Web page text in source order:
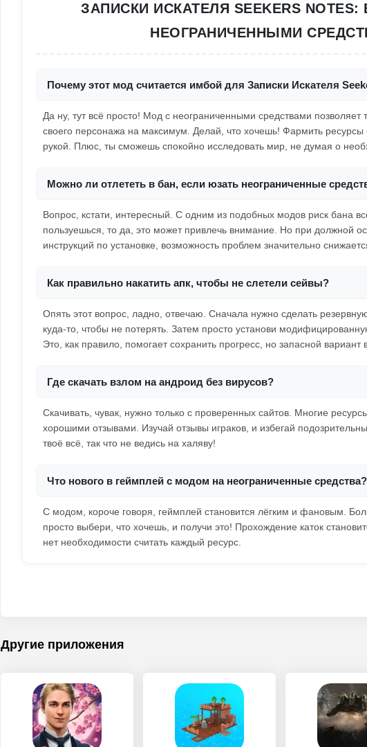
ЗАПИСКИ ИСКАТЕЛЯ SEEKERS
НЕОГРАНИЧЕННЫМИ
Почему этот мод считается имбой для Записки Искателя
Да ну, тут всё просто! Мод с неограниченными средствами
своего персонажа на максимум. Делай, что хочешь! Фармить
рукой. Плюс, ты сможешь спокойно исследовать мир, не думая о
Можно ли отлететь в бан, если юзать неограниченные
Вопрос, кстати, интересный. С одним из подобных модов риск бана
пользуешься, то да, это может привлечь внимание. Но при должной
инструкций по установке, возможность проблем значительно
Как правильно накатить апк, чтобы не слетели сейвы?
Опять этот вопрос, ладно, отвечаю. Сначала нужно сделать
куда-то, чтобы не потерять. Затем просто установи
Это, как правило, помогает сохранить прогресс, но запасной вариант
Где скачать взлом на андроид без вирусов?
Скачивать, чувак, нужно только с проверенных сайтов. Многие
хорошими отзывами. Изучай отзывы играков, и избегай
твоё всё, так что не ведись на халяву!
Что нового в геймплей с модом на неограниченные средства?
С модом, короче говоря, геймплей становится лёгким и фановым.
просто выбери, что хочешь, и получи это! Прохождение каток
нет необходимости считать каждый ресурс.
Другие приложения